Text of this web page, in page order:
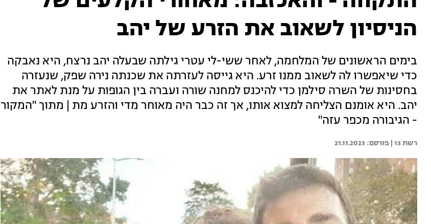
הניסיון לשאוב את הזרע של יהב
בימים הראשונים של המלחמה, לאחר ששי-לי עטרי גילתה שבעלה יהב נרצח, היא נאבקה
כדי שיאפשרו לה לשאוב ממנו זרע. היא גייסה לעזרתה את שכנתה נירה שפק, שנעזרה
בחסינות של השרה סילמן כדי להיכנס למחנה שורה ועברה בין הגופות על מנת לאתר את
יהב. היא אומנם הצליחה למצוא אותו, אך זה כבר היה מאוחר מדי והזרע מת | מתוך "המקור
- הגיבורה מכפר עזה"
רשת 13 | 21.11.2023